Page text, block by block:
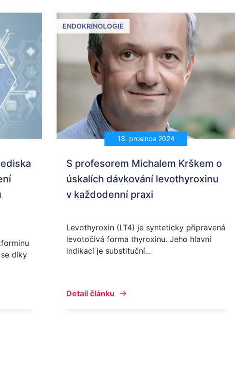
díky
18. prosince 2024
ENDOKRINOLOGIE
S profesorem Michalem Krškem o
úskalích dávkování levothyroxinu
v každodenní praxi
Levothyroxin (LT4) je synteticky připravená
levotočivá forma thyroxinu. Jeho hlavní
indikací je substituční...
Detail článku